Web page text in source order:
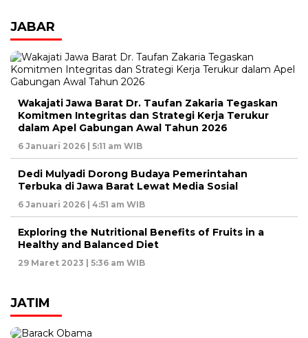
JABAR
Wakajati Jawa Barat Dr. Taufan Zakaria Tegaskan
Komitmen Integritas dan Strategi Kerja Terukur
dalam Apel Gabungan Awal Tahun 2026
6 Januari 2026 | 5:11 am WIB
Dedi Mulyadi Dorong Budaya Pemerintahan
Terbuka di Jawa Barat Lewat Media Sosial
6 Januari 2026 | 4:51 am WIB
Exploring the Nutritional Benefits of Fruits in a
Healthy and Balanced Diet
29 Maret 2023 | 5:36 am WIB
JATIM